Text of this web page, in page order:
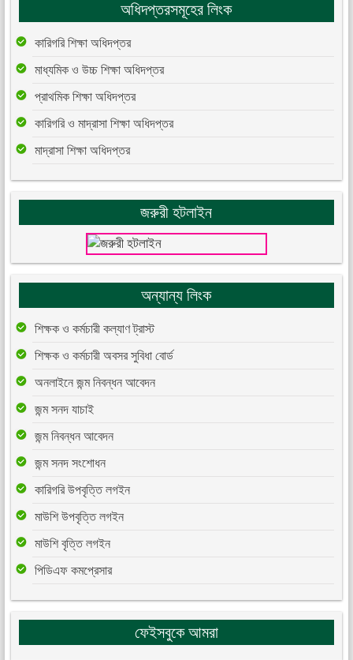
অধিদপ্তরসমূহের লিংক
কারিগরি শিক্ষা অধিদপ্তর
মাধ্যমিক ও উচ্চ শিক্ষা অধিদপ্তর
প্রাথমিক শিক্ষা অধিদপ্তর
কারিগরি ও মাদ্রাসা শিক্ষা অধিদপ্তর
মাদ্রাসা শিক্ষা অধিদপ্তর
জরুরী হটলাইন
অন্যান্য লিংক
শিক্ষক ও কর্মচারী কল্যাণ ট্রাস্ট
শিক্ষক ও কর্মচারী অবসর সুবিধা বোর্ড
অনলাইনে জন্ম নিবন্ধন আবেদন
জন্ম সনদ যাচাই
জন্ম নিবন্ধন আবেদন
জন্ম সনদ সংশোধন
কারিগরি উপবৃত্তি লগইন
মাউশি উপবৃত্তি লগইন
মাউশি বৃত্তি লগইন
পিডিএফ কমপ্রেসার
ফেইসবুকে আমরা